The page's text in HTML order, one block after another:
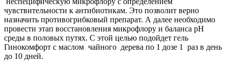
чувствительности к антибиотикам. Это позволит верно
назначить противогрибковый препарат. А далее необходимо
провести этап восстановления микрофлору и баланса рН
среды в половых путях. С этой целью подойдет гель
Гинокомфорт с маслом чайного дерева по 1 дозе 1 раз в день
до 10 дней.